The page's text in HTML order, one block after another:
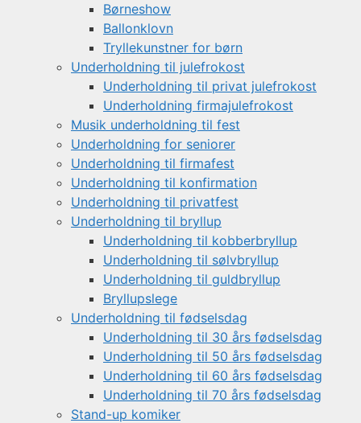
Børneshow
Ballonklovn
Tryllekunstner for børn
Underholdning til julefrokost
Underholdning til privat julefrokost
Underholdning firmajulefrokost
Musik underholdning til fest
Underholdning for seniorer
Underholdning til firmafest
Underholdning til konfirmation
Underholdning til privatfest
Underholdning til bryllup
Underholdning til kobberbryllup
Underholdning til sølvbryllup
Underholdning til guldbryllup
Bryllupslege
Underholdning til fødselsdag
Underholdning til 30 års fødselsdag
Underholdning til 50 års fødselsdag
Underholdning til 60 års fødselsdag
Underholdning til 70 års fødselsdag
Stand-up komiker